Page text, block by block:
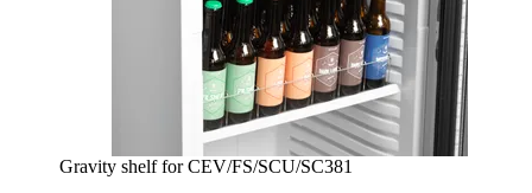
Gravity shelf for CEV/FS/SCU/SC381